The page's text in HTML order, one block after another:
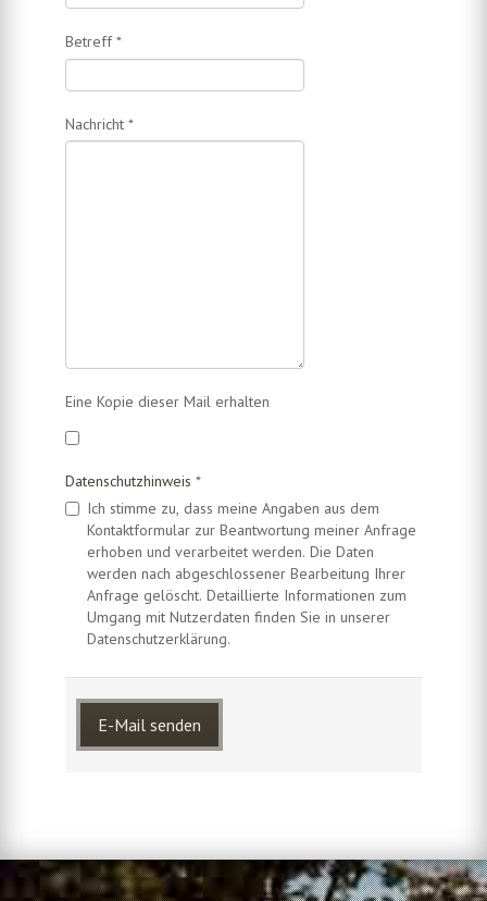
Betreff*
Nachricht *
Eine Kopie dieser Mail erhalten
Datenschutzhinweis *
Ich stimme zu, dass meine Angaben aus dem
Kontaktformular zur Beantwortung meiner Anfrage
erhoben und verarbeitet werden. Die Daten
werden nach abgeschlossener Bearbeitung Ihrer
Anfrage gelöscht. Detaillierte Informationen zum
Umgang mit Nutzerdaten finden Sie in unserer
Datenschutzerklärung.
E-Mail senden